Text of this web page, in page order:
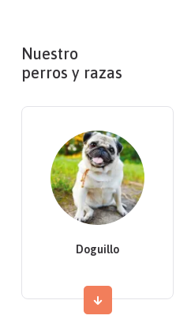
Nuestro
perros y razas
Doguillo